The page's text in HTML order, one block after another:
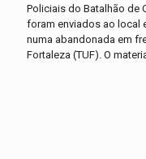
Policiais do Batalhão de
foram enviados ao local
numa abandonada em
Fortaleza (TUF). O